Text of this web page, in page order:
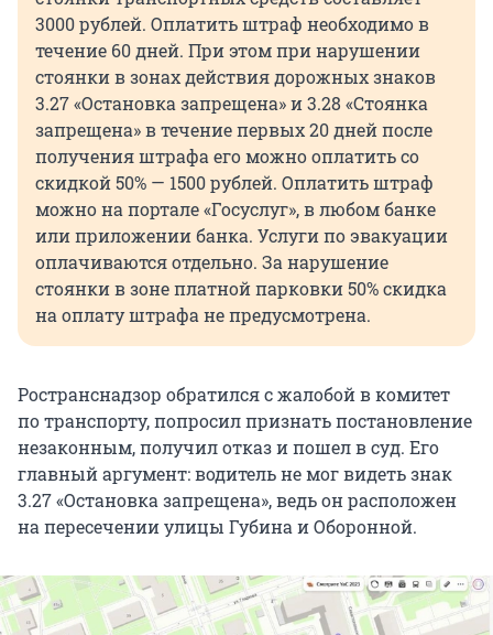
3000 рублей. Оплатить штраф необходимо в
течение 60 дней. При этом при нарушении
стоянки в зонах действия дорожных знаков
3.27 «Остановка запрещена» и 3.28 «Стоянка
запрещена» в течение первых 20 дней после
получения штрафа его можно оплатить со
скидкой 50% — 1500 рублей. Оплатить штраф
можно на портале «Госуслуг», в любом банке
или приложении банка. Услуги по эвакуации
оплачиваются отдельно. За нарушение
стоянки в зоне платной парковки 50% скидка
на оплату штрафа не предусмотрена.
Ространснадзор обратился с жалобой в комитет
по транспорту, попросил признать постановление
незаконным, получил отказ и пошел в суд. Его
главный аргумент: водитель не мог видеть знак
3.27 «Остановка запрещена», ведь он расположен
на пересечении улицы Губина и Оборонной.